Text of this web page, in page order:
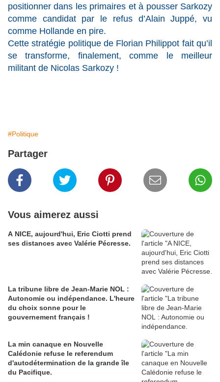
positionner dans les primaires et à pousser Sarkozy
comme candidat par le refus d’Alain Juppé, vu
comme Hollande en pire.
Cette stratégie politique de Florian Philippot fait qu’il
se transforme, finalement, comme le meilleur
militant de Nicolas Sarkozy !
#Politique
Partager
Vous aimerez aussi
A NICE, aujourd'hui, Eric Ciotti prend
ses distances avec Valérie Pécresse.
La tribune libre de Jean-Marie NOL :
Autonomie ou indépendance. L'heure
du choix sonne pour le
gouvernement français !
La min canaque en Nouvelle
Calédonie refuse le referendum
d'autodétermination de la grande île
du Pacifique.